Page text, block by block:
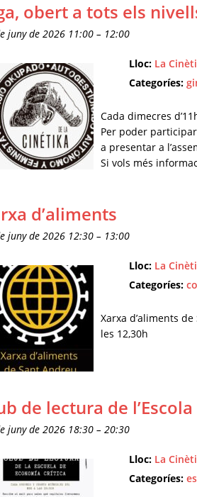
obert a tots els
juny de 2026 11:00 – 12:00
Lloc: La
Categoríes:
Cada dimecres
Per poder
a presentar a
Si vols més
d’aliments
juny de 2026 12:30 – 13:00
Lloc: La
Categoríes:
Xarxa d’aliments
les 12,30h
de lectura de
juny de 2026 18:30 – 20:30
Lloc: La
Categoríes: